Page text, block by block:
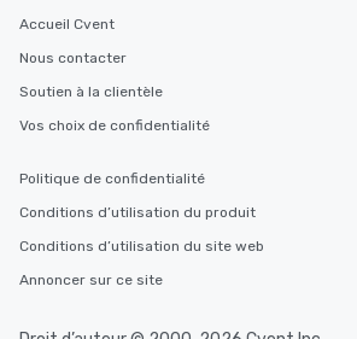
Accueil Cvent
Nous contacter
Soutien à la clientèle
Vos choix de confidentialité
Politique de confidentialité
Conditions d’utilisation du produit
Conditions d’utilisation du site web
Annoncer sur ce site